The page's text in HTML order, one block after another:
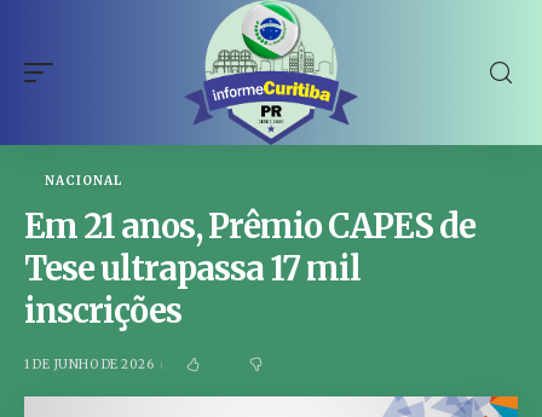
NACIONAL
Em 21 anos, Prêmio CAPES de
Tese ultrapassa 17 mil
inscrições
1 DE JUNHO DE 2026